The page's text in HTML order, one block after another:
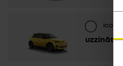
iconic
uzzināt